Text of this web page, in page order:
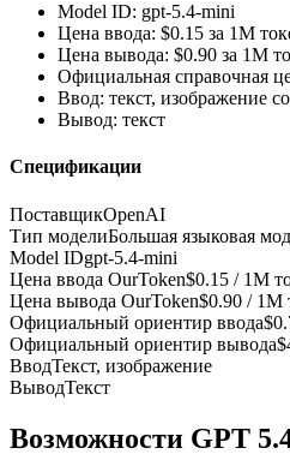
Model ID: gpt-5.4-mini
Цена ввода: $0.15 за 1M
Цена вывода: $0.90 за 1M
Официальная справочная
Ввод: текст, изображение
Вывод: текст
Спецификации
ПоставщикOpenAI
Тип моделиБольшая языковая
Model IDgpt-5.4-mini
Цена ввода OurToken$0.15 / 1M
Цена вывода OurToken$0.90 / 1M
Официальный ориентир ввода
Официальный ориентир вывода
ВводТекст, изображение
ВыводТекст
Возможности GPT